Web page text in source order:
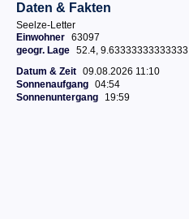
Daten & Fakten
Seelze-Letter
Einwohner 63097
geogr. Lage 52.4, 9.63333333333333
Datum & Zeit 09.08.2026 11:10
Sonnenaufgang 04:54
Sonnenuntergang
19:59